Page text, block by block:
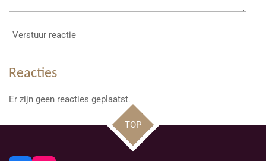
Verstuur reactie
Reacties
Er zijn geen reacties geplaatst.
TOP